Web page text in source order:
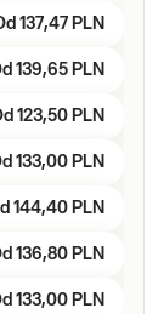
137,47 PLN
139,65 PLN
123,50 PLN
133,00 PLN
144,40 PLN
136,80 PLN
133,00 PLN